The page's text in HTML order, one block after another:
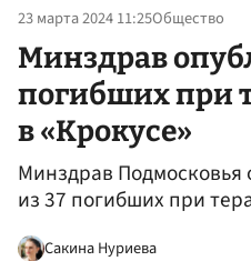
23 марта 2024 11:25Общество
Минздрав
погибших при
в «Крокусе»
Минздрав Подмосковья
из 37 погибших при
Сакина Нуриева